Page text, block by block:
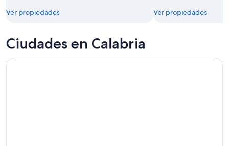
Ver propiedades Ver propiedades
Ciudades en Calabria